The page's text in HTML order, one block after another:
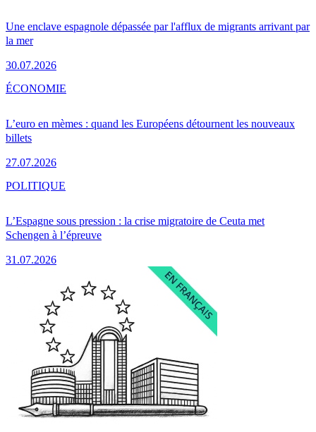
Une enclave espagnole dépassée par l'afflux de migrants arrivant par
la mer
30.07.2026
L’euro en mèmes : quand les Européens détournent les nouveaux
billets
27.07.2026
ÉCONOMIE
L’Espagne sous pression : la crise migratoire de Ceuta met
Schengen à l’épreuve
31.07.2026
POLITIQUE